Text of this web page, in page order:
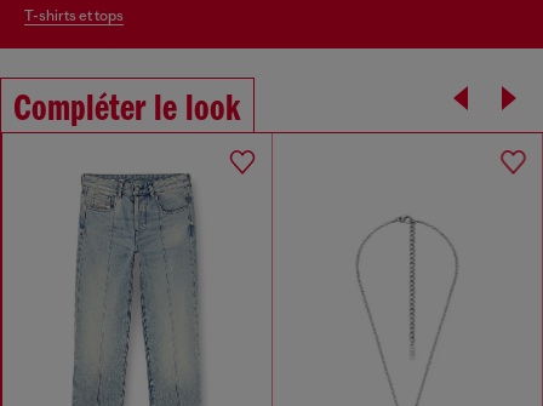
t-shirts et tops
Compléter le look